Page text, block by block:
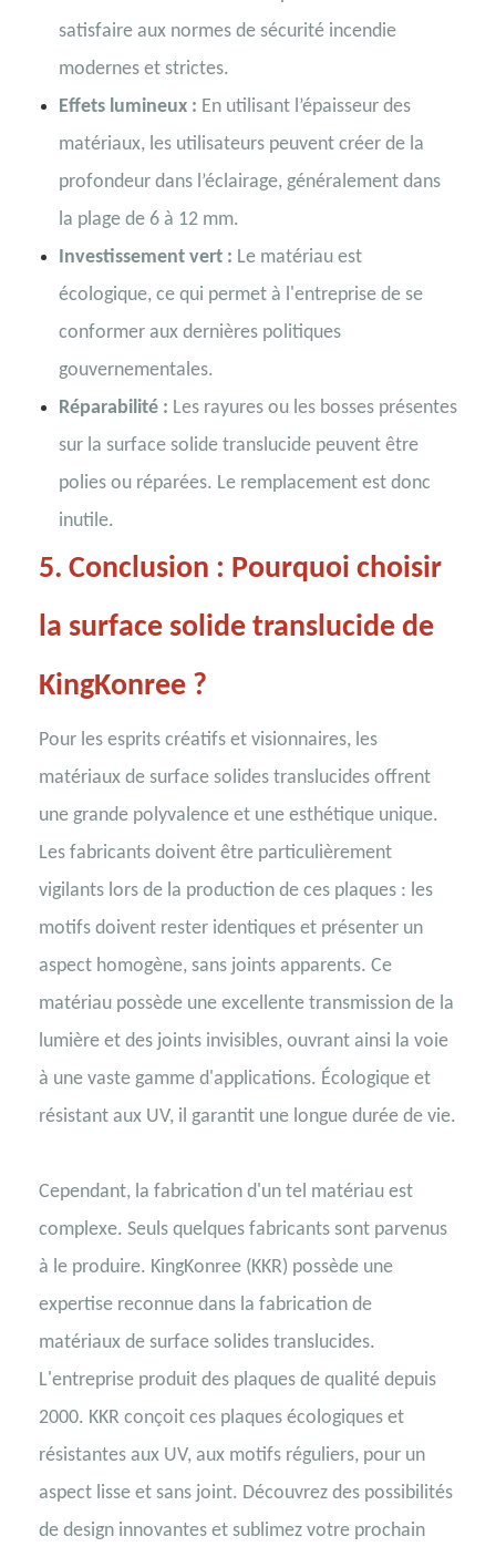
satisfaire aux normes de sécurité incendie
modernes et strictes.
Effets lumineux : En utilisant l’épaisseur des
matériaux, les utilisateurs peuvent créer de la
profondeur dans l’éclairage, généralement dans
la plage de 6 à 12 mm.
Investissement vert : Le matériau est
écologique, ce qui permet à l'entreprise de se
conformer aux dernières politiques
gouvernementales.
Réparabilité : Les rayures ou les bosses présentes
sur la surface solide translucide peuvent être
polies ou réparées. Le remplacement est donc
inutile.
5. Conclusion : Pourquoi choisir
la surface solide translucide de
KingKonree ?
Pour les esprits créatifs et visionnaires, les
matériaux de surface solides translucides offrent
une grande polyvalence et une esthétique unique.
Les fabricants doivent être particulièrement
vigilants lors de la production de ces plaques : les
motifs doivent rester identiques et présenter un
aspect homogène, sans joints apparents. Ce
matériau possède une excellente transmission de la
lumière et des joints invisibles, ouvrant ainsi la voie
à une vaste gamme d'applications. Écologique et
résistant aux UV, il garantit une longue durée de vie.
Cependant, la fabrication d'un tel matériau est
complexe. Seuls quelques fabricants sont parvenus
à le produire. KingKonree (KKR) possède une
expertise reconnue dans la fabrication de
matériaux de surface solides translucides.
L'entreprise produit des plaques de qualité depuis
2000. KKR conçoit ces plaques écologiques et
résistantes aux UV, aux motifs réguliers, pour un
aspect lisse et sans joint. Découvrez des possibilités
de design innovantes et sublimez votre prochain